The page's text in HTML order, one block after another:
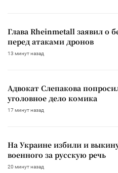
Глава Rheinmetall заявил о
перед атаками дронов
13 минут назад
Адвокат Слепакова
уголовное дело комика
17 минут назад
На Украине избили и
военного за русскую речь
20 минут назад